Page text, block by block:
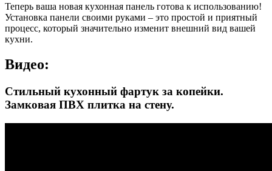
Теперь ваша новая кухонная панель готова к использованию!
Установка панели своими руками – это простой и приятный
процесс, который значительно изменит внешний вид вашей
кухни.
Видео:
Стильный кухонный фартук за копейки.
Замковая ПВХ плитка на стену.